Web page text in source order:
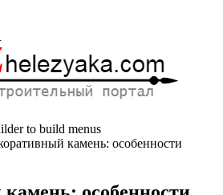
to build menus
камень: особенности